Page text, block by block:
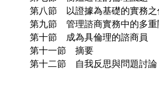
第八節 以證據為基礎的實務之
第九節 管理諮商實務中的多重
第十節 成為具倫理的諮商員
第十一節 摘要
第十二節 自我反思與問題討論